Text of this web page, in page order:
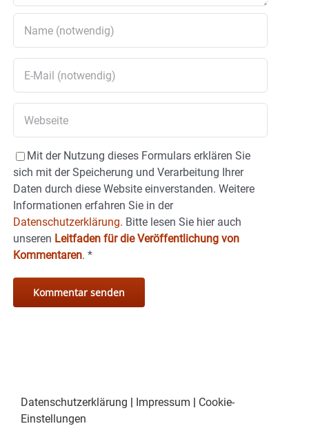
Mit der Nutzung dieses Formulars erklären Sie
sich mit der Speicherung und Verarbeitung Ihrer
Daten durch diese Website einverstanden. Weitere
Informationen erfahren Sie in der
Datenschutzerklärung. Bitte lesen Sie hier auch
unseren Leitfaden für die Veröffentlichung von
Kommentaren. *
Datenschutzerklärung Impressum
Cookie-
Einstellungen